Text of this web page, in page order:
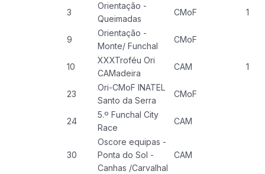
3
Orientação -
Queimadas
CMoF 1
9
Orientação -
Monte/ Funchal
CMoF
10
XXXTroféu Ori
CAMadeira
CAM 1
23
Ori-CMoF INATEL
Santo da Serra
CMoF
24
5.º Funchal City
Race
CAM
30
Oscore equipas -
Ponta do Sol -
Canhas /Carvalhal
CAM